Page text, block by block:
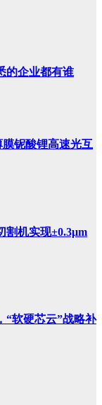
的企业都有谁
铌酸锂高速光互
割机实现±0.3μm
“软硬芯云”战略补